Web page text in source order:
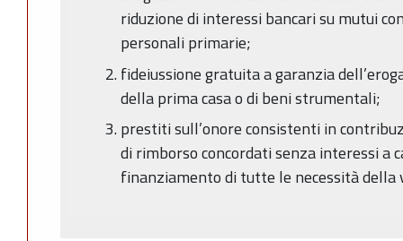
riduzione di interessi bancari su mutui
personali primarie;
fideiussione gratuita a garanzia
della prima casa o di beni strumentali;
prestiti sull’onore consistenti in
di rimborso concordati senza interessi a
finanziamento di tutte le necessità della